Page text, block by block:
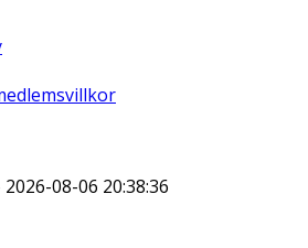
2026-08-06 20:38:36